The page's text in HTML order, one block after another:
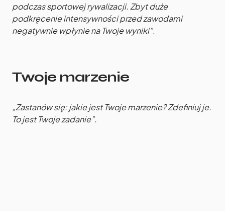
podczas sportowej rywalizacji. Zbyt duże
podkręcenie intensywności przed zawodami
negatywnie wpłynie na Twoje wyniki”.
Twoje marzenie
„Zastanów się: jakie jest Twoje marzenie? Zdefiniuj je.
To jest Twoje zadanie”.